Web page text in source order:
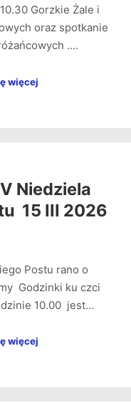
Gorzkie Żale i
oraz spotkanie
.…
więcej
Niedziela
15 III 2026
Postu rano o
Godzinki ku czci
10.00 jest…
więcej